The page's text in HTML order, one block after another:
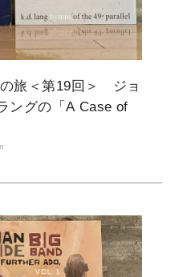
旅＜第19回＞ ジョ
ングの「A Case of